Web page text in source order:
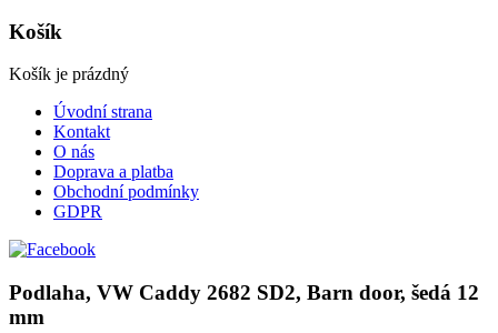
Košík
Košík je prázdný
Úvodní strana
Kontakt
O nás
Doprava a platba
Obchodní podmínky
GDPR
Podlaha, VW Caddy 2682 SD2, Barn door, šedá 12
mm